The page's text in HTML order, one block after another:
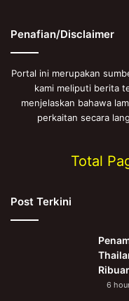
Penafian/Disclaimer
Portal ini merupakan
kami meliputi berita
menjelaskan bahawa
perkaitan secara
Total
Post Terkini
6